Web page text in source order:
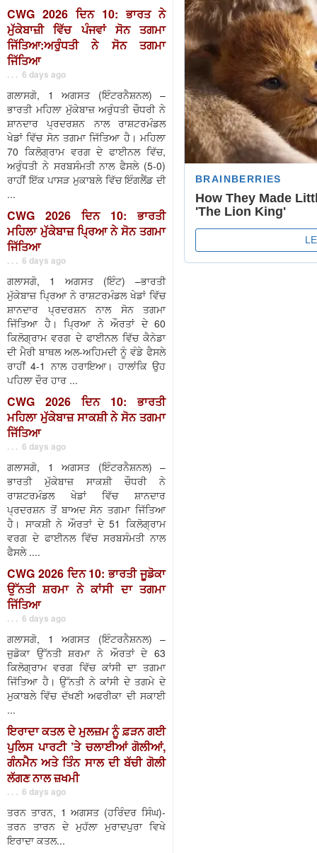
CWG 2026 ਦਿਨ 10: ਭਾਰਤ ਨੇ
ਮੁੱਕੇਬਾਜ਼ੀ ਵਿੱਚ ਪੰਜਵਾਂ ਸੋਨ ਤਗਮਾ
ਜਿੱਤਿਆ:ਅਰੁੰਧਤੀ ਨੇ ਸੋਨ ਤਗਮਾ
ਜਿੱਤਿਆ
. . . 6 days ago
ਗਲਾਸਗੋ, 1 ਅਗਸਤ (ਇੰਟਰਨੈਸ਼ਨਲ) –
ਭਾਰਤੀ ਮਹਿਲਾ ਮੁੱਕੇਬਾਜ਼ ਅਰੁੰਧਤੀ ਚੌਧਰੀ ਨੇ
ਸ਼ਾਨਦਾਰ ਪ੍ਰਦਰਸ਼ਨ ਨਾਲ ਰਾਸ਼ਟਰਮੰਡਲ
ਖੇਡਾਂ ਵਿੱਚ ਸੋਨ ਤਗਮਾ ਜਿੱਤਿਆ ਹੈ। ਮਹਿਲਾ
70 ਕਿਲੋਗ੍ਰਾਮ ਵਰਗ ਦੇ ਫਾਈਨਲ ਵਿੱਚ,
ਅਰੁੰਧਤੀ ਨੇ ਸਰਬਸੰਮਤੀ ਨਾਲ ਫੈਸਲੇ (5-0)
ਰਾਹੀਂ ਇੱਕ ਪਾਸੜ ਮੁਕਾਬਲੇ ਵਿੱਚ ਇੰਗਲੈਂਡ ਦੀ
...
CWG 2026 ਦਿਨ 10: ਭਾਰਤੀ
ਮਹਿਲਾ ਮੁੱਕੇਬਾਜ਼ ਪ੍ਰਿਆ ਨੇ ਸੋਨ ਤਗਮਾ
ਜਿੱਤਿਆ
. . . 6 days ago
ਗਲਾਸਗੋ, 1 ਅਗਸਤ (ਇੰਟ) –ਭਾਰਤੀ
ਮੁੱਕੇਬਾਜ਼ ਪ੍ਰਿਆ ਨੇ ਰਾਸ਼ਟਰਮੰਡਲ ਖੇਡਾਂ ਵਿੱਚ
ਸ਼ਾਨਦਾਰ ਪ੍ਰਦਰਸ਼ਨ ਨਾਲ ਸੋਨ ਤਗਮਾ
ਜਿੱਤਿਆ ਹੈ। ਪ੍ਰਿਆ ਨੇ ਔਰਤਾਂ ਦੇ 60
ਕਿਲੋਗ੍ਰਾਮ ਵਰਗ ਦੇ ਫਾਈਨਲ ਵਿੱਚ ਕੈਨੇਡਾ
ਦੀ ਮੈਰੀ ਬਾਥਲ ਅਲ-ਅਹਿਮਦੀ ਨੂੰ ਵੰਡੇ ਫੈਸਲੇ
ਰਾਹੀਂ 4-1 ਨਾਲ ਹਰਾਇਆ। ਹਾਲਾਂਕਿ ਉਹ
ਪਹਿਲਾ ਦੌਰ ਹਾਰ ...
CWG 2026 ਦਿਨ 10: ਭਾਰਤੀ
ਮਹਿਲਾ ਮੁੱਕੇਬਾਜ਼ ਸਾਕਸ਼ੀ ਨੇ ਸੋਨ ਤਗਮਾ
ਜਿੱਤਿਆ
. . . 6 days ago
ਗਲਾਸਗੋ, 1 ਅਗਸਤ (ਇੰਟਰਨੈਸ਼ਨਲ) –
ਭਾਰਤੀ ਮੁੱਕੇਬਾਜ਼ ਸਾਕਸ਼ੀ ਚੌਧਰੀ ਨੇ
ਰਾਸ਼ਟਰਮੰਡਲ ਖੇਡਾਂ ਵਿੱਚ ਸ਼ਾਨਦਾਰ
ਪ੍ਰਦਰਸ਼ਨ ਤੋਂ ਬਾਅਦ ਸੋਨ ਤਗਮਾ ਜਿੱਤਿਆ
ਹੈ। ਸਾਕਸ਼ੀ ਨੇ ਔਰਤਾਂ ਦੇ 51 ਕਿਲੋਗ੍ਰਾਮ
ਵਰਗ ਦੇ ਫਾਈਨਲ ਵਿੱਚ ਸਰਬਸੰਮਤੀ ਨਾਲ
ਫੈਸਲੇ ....
CWG 2026 ਦਿਨ 10: ਭਾਰਤੀ ਜੂਡੋਕਾ
ਉੱਨਤੀ ਸ਼ਰਮਾ ਨੇ ਕਾਂਸੀ ਦਾ ਤਗਮਾ
ਜਿੱਤਿਆ
. . . 6 days ago
ਗਲਾਸਗੋ, 1 ਅਗਸਤ (ਇੰਟਰਨੈਸ਼ਨਲ) –
ਜੁਡੋਕਾ ਉੱਨਤੀ ਸ਼ਰਮਾ ਨੇ ਔਰਤਾਂ ਦੇ 63
ਕਿਲੋਗ੍ਰਾਮ ਵਰਗ ਵਿੱਚ ਕਾਂਸੀ ਦਾ ਤਗਮਾ
ਜਿੱਤਿਆ ਹੈ। ਉੱਨਤੀ ਨੇ ਕਾਂਸੀ ਦੇ ਤਗਮੇ ਦੇ
ਮੁਕਾਬਲੇ ਵਿੱਚ ਦੱਖਣੀ ਅਫਰੀਕਾ ਦੀ ਸਕਾਈ
...
ਇਰਾਦਾ ਕਤਲ ਦੇ ਮੁਲਜ਼ਮ ਨੂੰ ਫ਼ੜਨ ਗਈ
ਪੁਲਿਸ ਪਾਰਟੀ ’ਤੇ ਚਲਾਈਆਂ ਗੋਲੀਆਂ,
ਗੰਨਮੈਨ ਅਤੇ ਤਿੰਨ ਸਾਲ ਦੀ ਬੱਚੀ ਗੋਲੀ
ਲੱਗਣ ਨਾਲ ਜ਼ਖਮੀ
. . . 6 days ago
ਤਰਨ ਤਾਰਨ, 1 ਅਗਸਤ (ਹਰਿੰਦਰ ਸਿੰਘ)-
ਤਰਨ ਤਾਰਨ ਦੇ ਮੁਹੱਲਾ ਮੁਰਾਦਪੁਰਾ ਵਿਖੇ
ਇਰਾਦਾ ਕਤਲ...